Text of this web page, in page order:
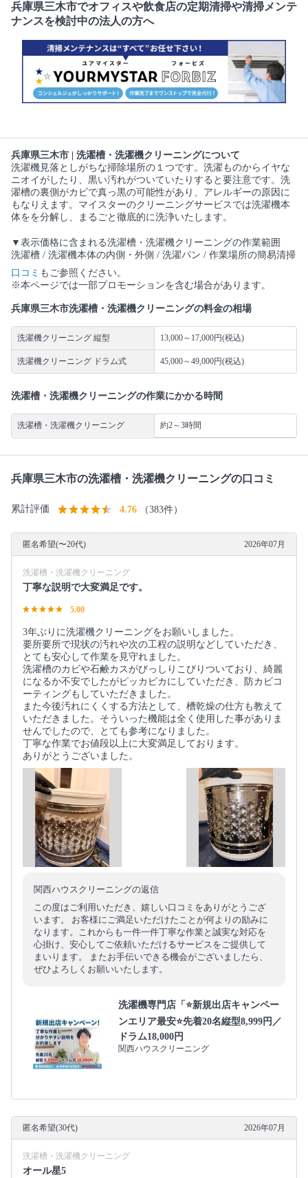
兵庫県三木市でオフィスや飲食店の定期清掃や清掃メンテ
ナンスを検討中の法人の方へ
兵庫県三木市 | 洗濯槽・洗濯機クリーニングについて
洗濯機見落としがちな掃除場所の１つです。洗濯ものからイヤな
ニオイがしたり、黒い汚れがついていたりすると要注意です。洗
濯槽の裏側がカビで真っ黒の可能性があり、アレルギーの原因に
もなりえます。マイスターのクリーニングサービスでは洗濯機本
体をを分解し、まるごと徹底的に洗浄いたします。
▼表示価格に含まれる洗濯槽・洗濯機クリーニングの作業範囲
洗濯槽 / 洗濯機本体の内側・外側 / 洗濯パン / 作業場所の簡易清掃
口コミ もご参照ください。
※本ページでは一部プロモーションを含む場合があります。
兵庫県三木市洗濯槽・洗濯機クリーニングの料金の相場
洗濯機クリーニング 縦型 13,000～17,000円(税込)
洗濯機クリーニング ドラム式 45,000～49,000円(税込)
洗濯槽・洗濯機クリーニングの作業にかかる時間
洗濯槽・洗濯機クリーニング 約2～3時間
兵庫県三木市の洗濯槽・洗濯機クリーニングの口コミ
累計評価 4.76 （383件）
匿名希望(〜20代) 2026年07月
洗濯槽・洗濯機クリーニング
丁寧な説明で大変満足です。
5.00
3年ぶりに洗濯機クリーニングをお願いしました。
要所要所で現状の汚れや次の工程の説明などしていただき、
とても安心して作業を見守れました。
洗濯槽のカビや石鹸カスがびっしりこびりついており、綺麗
になるか不安でしたがピッカピカにしていただき、防カビコ
ーティングもしていただきました。
また今後汚れにくくする方法として、槽乾燥の仕方も教えて
いただきました。そういった機能は全く使用した事がありま
せんでしたので、とても参考になりました。
丁寧な作業でお値段以上に大変満足しております。
ありがとうございました。
関西ハウスクリーニングの返信
この度はご利用いただき、嬉しい口コミをありがとうござ
います。 お客様にご満足いただけたことが何よりの励みに
なります。これからも一件一件丁寧な作業と誠実な対応を
心掛け、安心してご依頼いただけるサービスをご提供して
まいります。 またお手伝いできる機会がございましたら、
ぜひよろしくお願いいたします。
洗濯機専門店「⭐新規出店キャンペー
ンエリア最安⭐先着20名縦型8,999円／
ドラム18,000円
関西ハウスクリーニング
匿名希望(30代) 2026年07月
洗濯槽・洗濯機クリーニング
オール星5